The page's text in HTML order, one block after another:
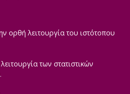
ορθή λειτουργία του ιστότοπου
των στατιστικών